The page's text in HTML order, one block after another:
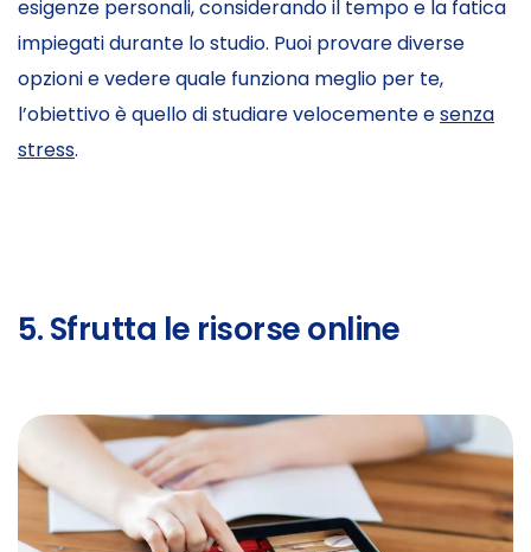
esigenze personali, considerando il tempo e la fatica
impiegati durante lo studio. Puoi provare diverse
opzioni e vedere quale funziona meglio per te,
l’obiettivo è quello di studiare velocemente esenza
stress.
5. Sfrutta le risorse online